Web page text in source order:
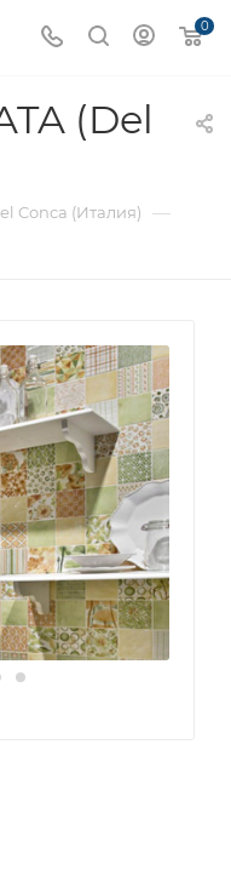
0
(Del
Conca (Италия) —